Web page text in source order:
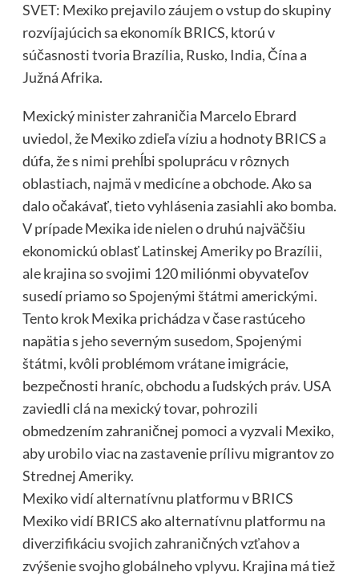
SVET: Mexiko prejavilo záujem o vstup do skupiny
rozvíjajúcich sa ekonomík BRICS, ktorú v
súčasnosti tvoria Brazília, Rusko, India, Čína a
Južná Afrika.
Mexický minister zahraničia Marcelo Ebrard
uviedol, že Mexiko zdieľa víziu a hodnoty BRICS a
dúfa, že s nimi prehĺbi spoluprácu v rôznych
oblastiach, najmä v medicíne a obchode. Ako sa
dalo očakávať, tieto vyhlásenia zasiahli ako bomba.
V prípade Mexika ide nielen o druhú najväčšiu
ekonomickú oblasť Latinskej Ameriky po Brazílii,
ale krajina so svojimi 120 miliónmi obyvateľov
susedí priamo so Spojenými štátmi americkými.
Tento krok Mexika prichádza v čase rastúceho
napätia s jeho severným susedom, Spojenými
štátmi, kvôli problémom vrátane imigrácie,
bezpečnosti hraníc, obchodu a ľudských práv. USA
zaviedli clá na mexický tovar, pohrozili
obmedzením zahraničnej pomoci a vyzvali Mexiko,
aby urobilo viac na zastavenie prílivu migrantov zo
Strednej Ameriky.
Mexiko vidí alternatívnu platformu v BRICS
Mexiko vidí BRICS ako alternatívnu platformu na
diverzifikáciu svojich zahraničných vzťahov a
zvýšenie svojho globálneho vplyvu. Krajina má tiež